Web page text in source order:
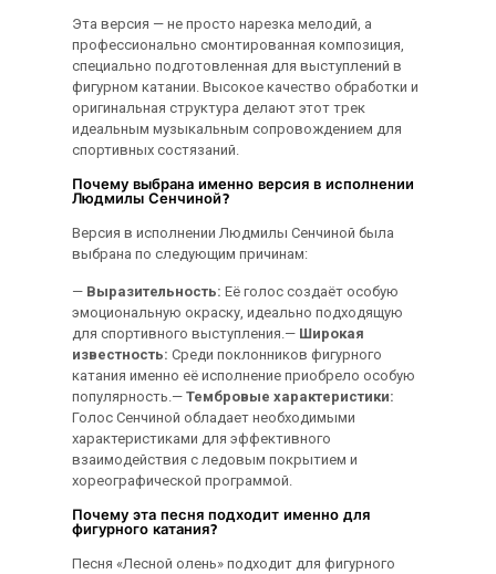
Эта версия — не просто нарезка мелодий, а
профессионально смонтированная композиция,
специально подготовленная для выступлений в
фигурном катании. Высокое качество обработки и
оригинальная структура делают этот трек
идеальным музыкальным сопровождением для
спортивных состязаний.
Почему выбрана именно версия в исполнении
Людмилы Сенчиной?
Версия в исполнении Людмилы Сенчиной была
выбрана по следующим причинам:
— Выразительность: Её голос создаёт особую
эмоциональную окраску, идеально подходящую
для спортивного выступления.— Широкая
известность: Среди поклонников фигурного
катания именно её исполнение приобрело особую
популярность.— Тембровые характеристики:
Голос Сенчиной обладает необходимыми
характеристиками для эффективного
взаимодействия с ледовым покрытием и
хореографической программой.
Почему эта песня подходит именно для
фигурного катания?
Песня «Лесной олень» подходит для фигурного